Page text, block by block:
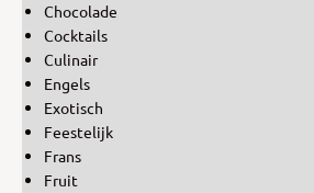
Chocolade
Cocktails
Culinair
Engels
Exotisch
Feestelijk
Frans
Fruit